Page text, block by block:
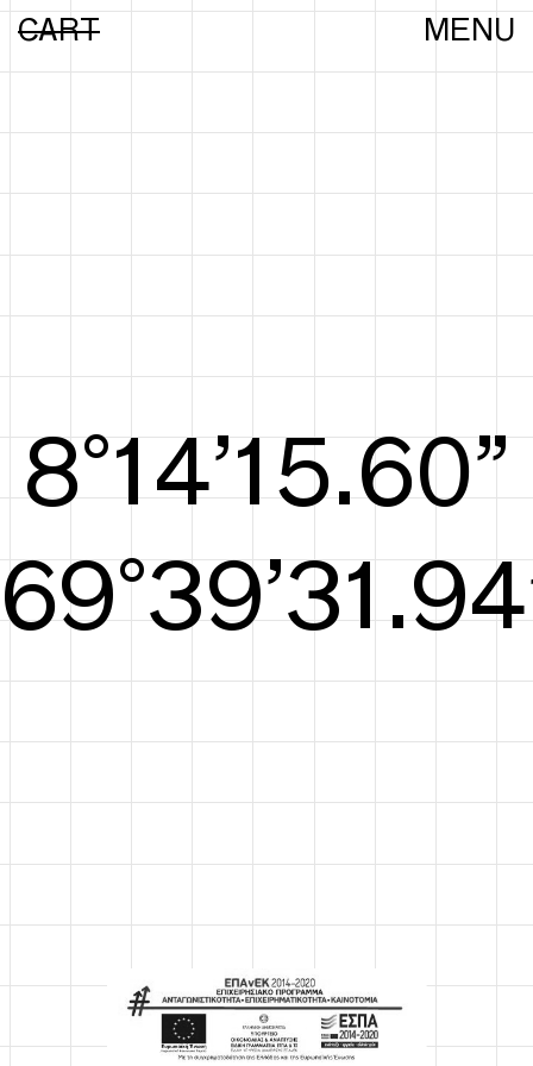
CART MENU
8°15’15.78”